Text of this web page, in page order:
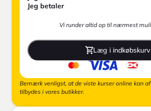
Jeg betaler
Vi runder altid op til nærmest
Læg i indkøbskurv
Bemærk venligst, at de viste kurser online kan
tilbydes i vores butikker.